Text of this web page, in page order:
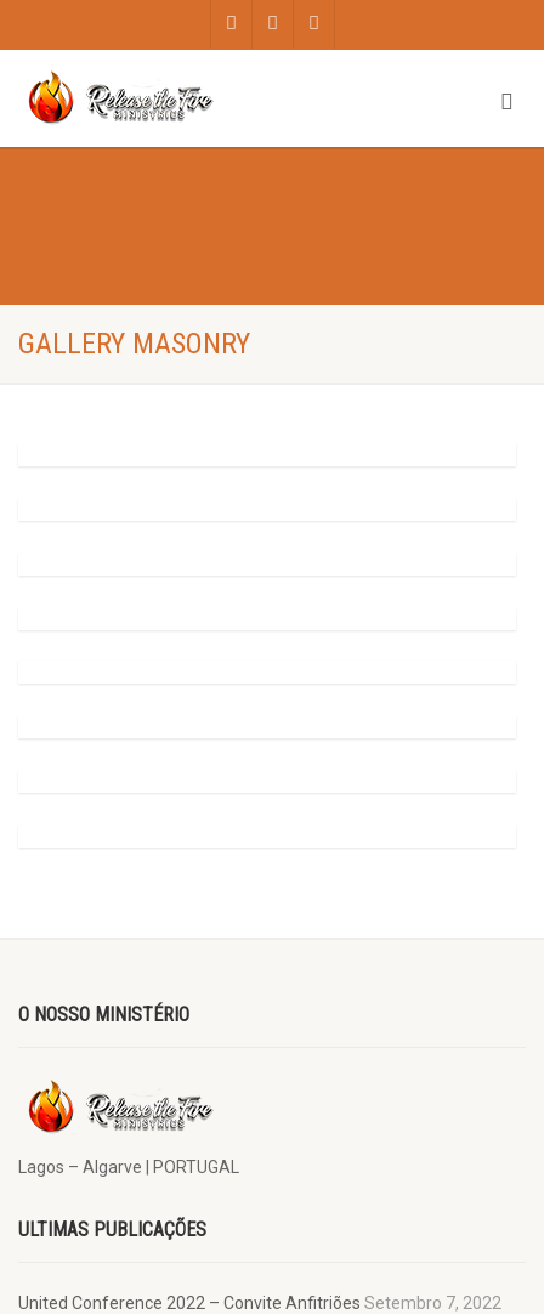
GALLERY MASONRY
O NOSSO MINISTÉRIO
Lagos – Algarve | PORTUGAL
ULTIMAS PUBLICAÇÕES
United Conference 2022 – Convite Anfitriões Setembro 7, 2022